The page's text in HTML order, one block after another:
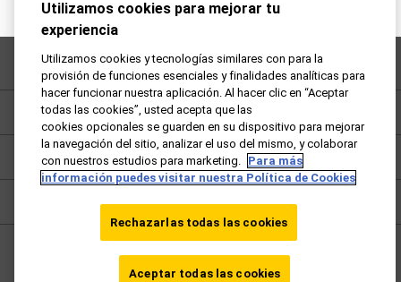
Preguntas frecuentes
Política de privacidad
Términos y condiciones
Utilizamos cookies para mejorar tu
experiencia
Utilizamos cookies y tecnologías similares con para la
provisión de funciones esenciales y finalidades analíticas para
hacer funcionar nuestra aplicación. Al hacer clic en “Aceptar
todas las cookies”, usted acepta que las
cookies opcionales se guarden en su dispositivo para mejorar
la navegación del sitio, analizar el uso del mismo, y colaborar
con nuestros estudios para marketing. Para más
información puedes visitar nuestra Política de Cookies
Rechazarlas todas las cookies
Aceptar todas las cookies